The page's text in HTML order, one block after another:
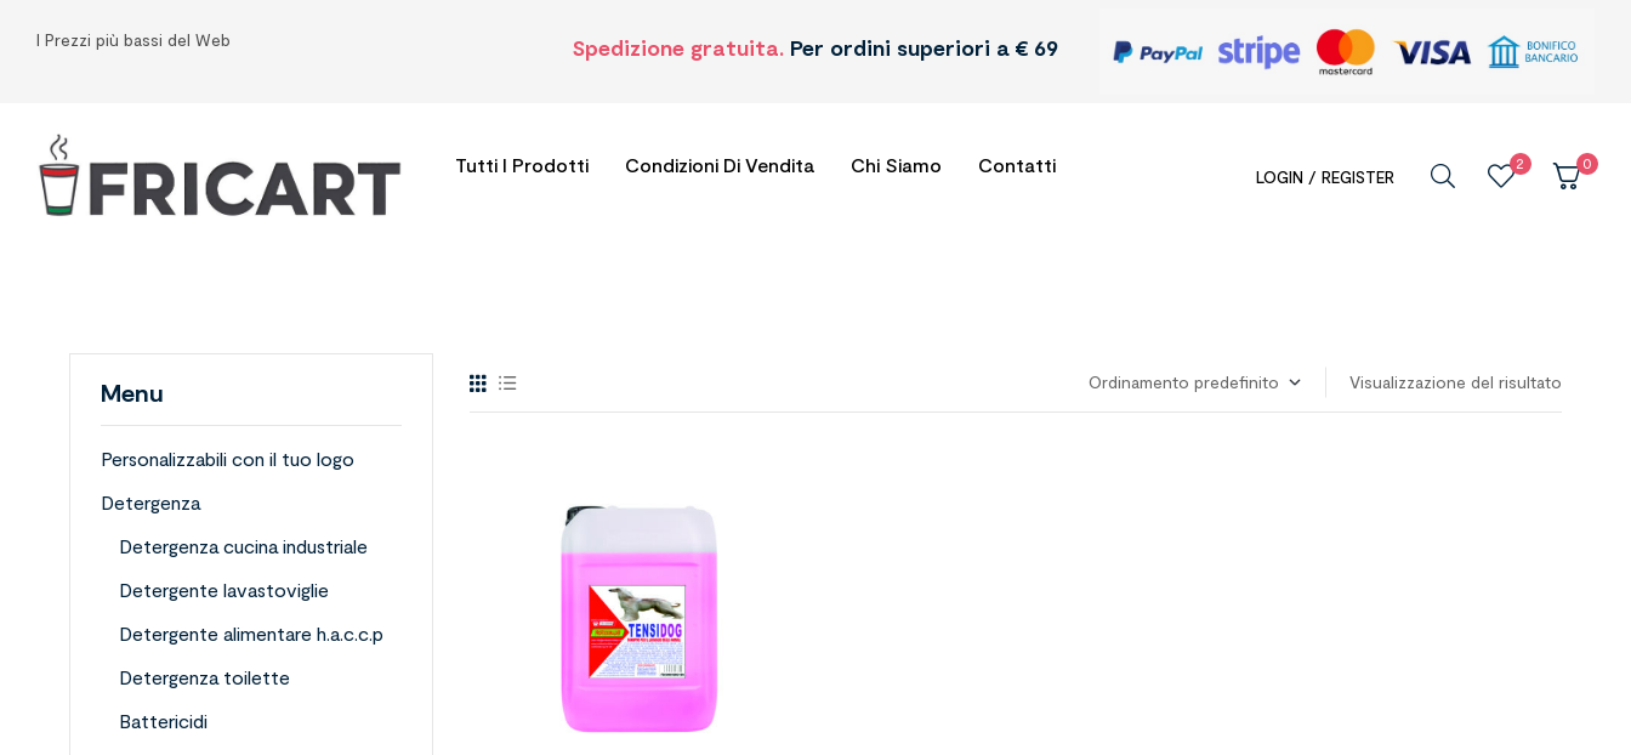
I Prezzi più bassi del Web Spedizione gratuita. Per ordini superiori a € 69
Tutti I Prodotti Condizioni Di Vendita Chi Siamo Contatti
LOGIN / REGISTER
2 0
Visualizzazione del risultato
Menu
Personalizzabili con il tuo logo
Detergenza
Detergenza cucina industriale
Detergente lavastoviglie
Detergente alimentare h.a.c.c.p
Detergenza toilette
Battericidi